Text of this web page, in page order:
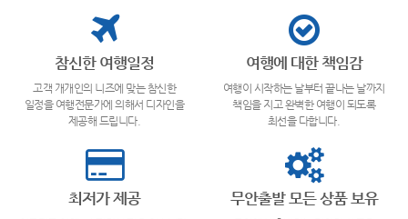
참신한 여행일정
고객 개개인의 니즈에 맞는 참신한
일정을 여행전문가에 의해서 디자인을
제공해 드립니다.
여행에 대한 책임감
여행이 시작하는 날부터 끝나는 날까지
책임을 지고 완벽한 여행이 되도록
최선을 다합니다.
최저가 제공 무안출발 모든 상품 보유